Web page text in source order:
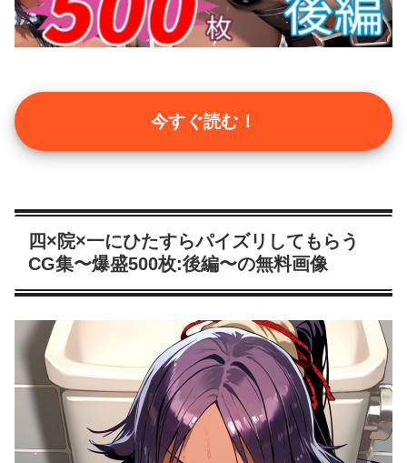
今すぐ読む！
四×院×一にひたすらパイズリしてもらう
CG集〜爆盛500枚:後編〜の無料画像